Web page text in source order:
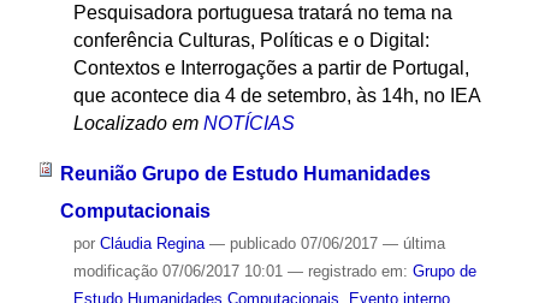
Pesquisadora portuguesa tratará no tema na
conferência Culturas, Políticas e o Digital:
Contextos e Interrogações a partir de Portugal,
que acontece dia 4 de setembro, às 14h, no IEA
Localizado em NOTÍCIAS
Reunião Grupo de Estudo Humanidades
Computacionais
por Cláudia Regina — publicado07/06/2017 — última
modificação07/06/2017 10:01 — registrado em: Grupo de
Estudo Humanidades Computacionais
Evento interno